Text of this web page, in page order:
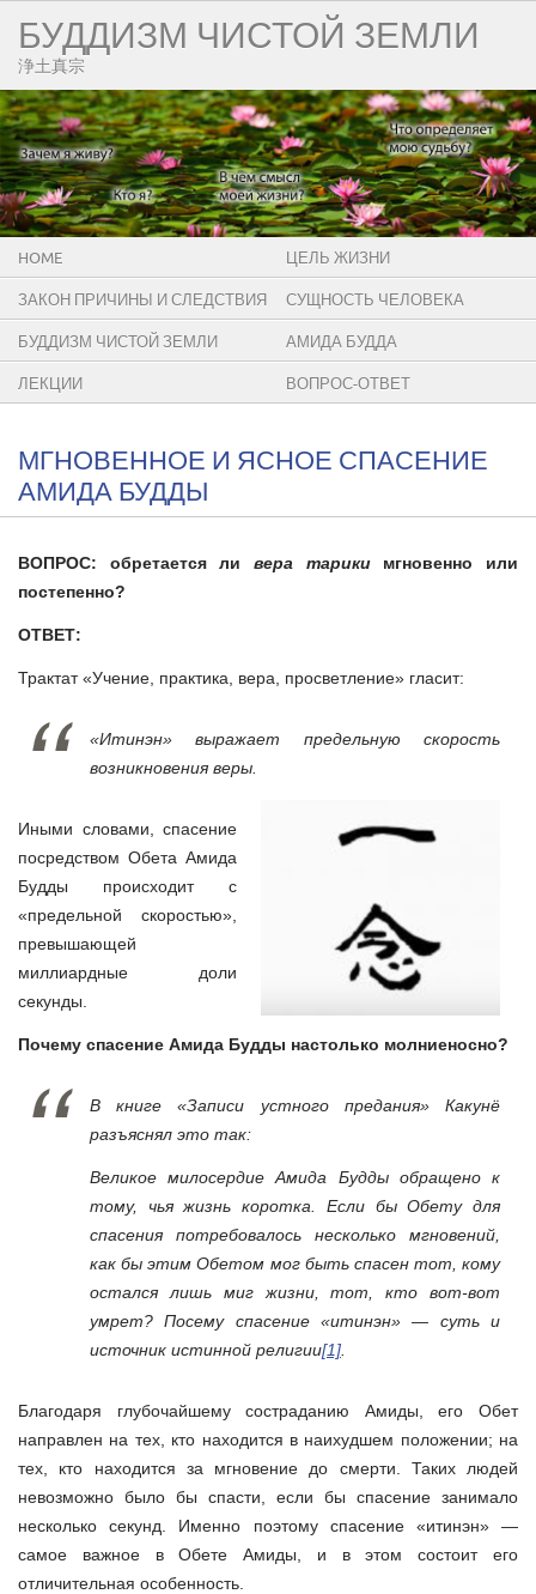
БУДДИЗМ ЧИСТОЙ ЗЕМЛИ
浄土真宗
HOME ЦЕЛЬ ЖИЗНИ
ЗАКОН ПРИЧИНЫ И СЛЕДСТВИЯ СУЩНОСТЬ ЧЕЛОВЕКА
БУДДИЗМ ЧИСТОЙ ЗЕМЛИ АМИДА БУДДА
ЛЕКЦИИ ВОПРОС-ОТВЕТ
МГНОВЕННОЕ И ЯСНОЕ СПАСЕНИЕ
АМИДА БУДДЫ
ВОПРОС: обретается ли вера тарикимгновенно или
постепенно?
ОТВЕТ:
Трактат «Учение, практика, вера, просветление» гласит:
«Итинэн» выражает предельную скорость
возникновения веры.
Иными словами, спасение
посредством Обета Амида
Будды происходит с
«предельной скоростью»,
превышающей
миллиардные доли
секунды.
Почему спасение Амида Будды настолько молниеносно?
В книге «Записи устного предания» Какунё
разъяснял это так:
Великое милосердие Амида Будды обращено к
тому, чья жизнь коротка. Если бы Обету для
спасения потребовалось несколько мгновений,
как бы этим Обетом мог быть спасен тот, кому
остался лишь миг жизни, тот, кто вот-вот
умрет? Посему спасение «итинэн» — суть и
источник истинной религии[1]
Благодаря глубочайшему состраданию Амиды, его Обет
направлен на тех, кто находится в наихудшем положении; на
тех, кто находится за мгновение до смерти. Таких людей
невозможно было бы спасти, если бы спасение занимало
несколько секунд. Именно поэтому спасение «итинэн» —
самое важное в Обете Амиды, и в этом состоит его
отличительная особенность.